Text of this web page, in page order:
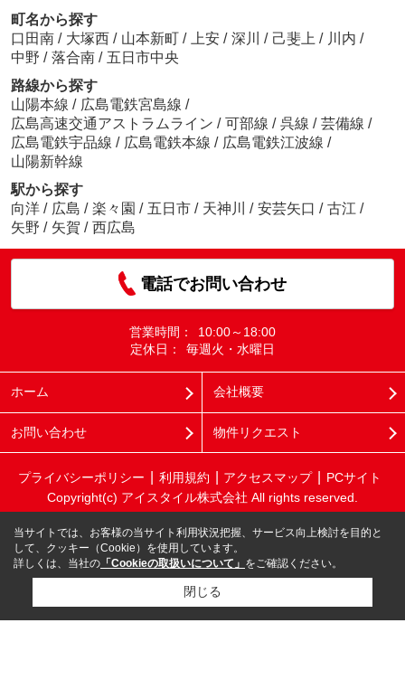
町名から探す
口田南 / 大塚西 / 山本新町 / 上安 / 深川 / 己斐上 / 川内 /
中野 / 落合南 / 五日市中央
路線から探す
山陽本線 / 広島電鉄宮島線 /
広島高速交通アストラムライン / 可部線 / 呉線 / 芸備線 /
広島電鉄宇品線 / 広島電鉄本線 / 広島電鉄江波線 /
山陽新幹線
駅から探す
向洋 / 広島 / 楽々園 / 五日市 / 天神川 / 安芸矢口 / 古江 /
矢野 / 矢賀 / 西広島
電話でお問い合わせ
営業時間：
10:00～18:00
定休日：
毎週火・水曜日
ホーム 会社概要
お問い合わせ 物件リクエスト
プライバシーポリシー 利用規約 アクセスマップ
PCサイト
Copyright(c) アイスタイル株式会社 All rights reserved.
当サイトでは、お客様の当サイト利用状況把握、サービス向上検討を目的と
して、クッキー（Cookie）を使用しています。
詳しくは、当社の 「Cookieの取扱いについて」 をご確認ください。
閉じる